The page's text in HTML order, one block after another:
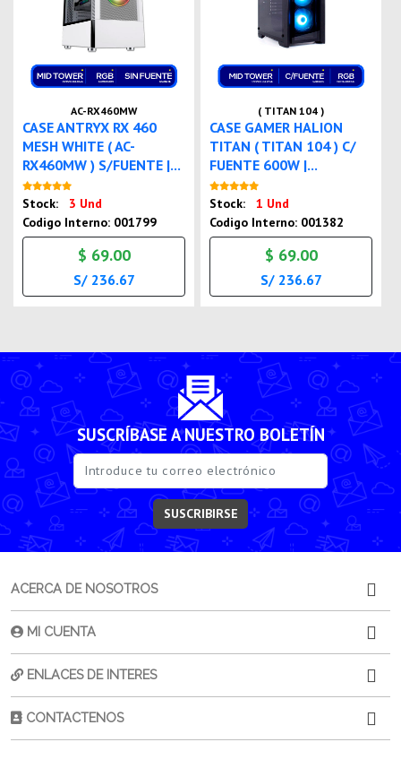
AC-RX460MW
CASE ANTRYX RX 460
MESH WHITE ( AC-
RX460MW ) S/FUENTE |...
Stock:
3 Und
Codigo Interno: 001799
$ 69.00
S/ 236.67
( TITAN 104 )
CASE GAMER HALION
TITAN ( TITAN 104 ) C/
FUENTE 600W |...
Stock:
1 Und
Codigo Interno: 001382
$ 69.00
S/ 236.67
SUSCRÍBASE A NUESTRO BOLETÍN
SUSCRIBIRSE
ACERCA DE NOSOTROS
MI CUENTA
ENLACES DE INTERES
CONTACTENOS